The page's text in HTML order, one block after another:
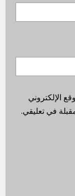
الإلكتروني
في تعليقي.